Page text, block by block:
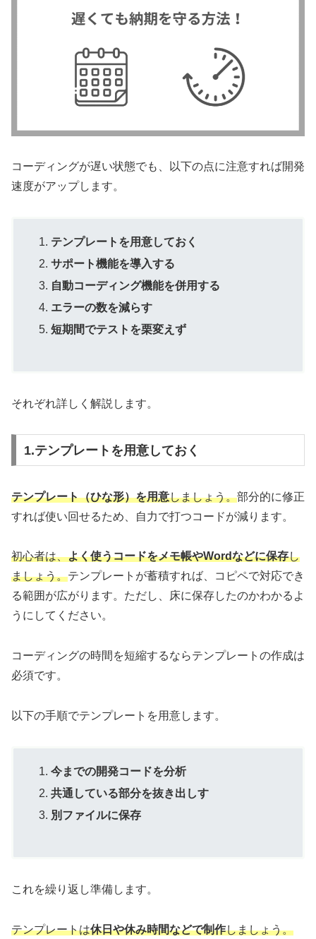
コーディングが遅い状態でも、以下の点に注意すれば開発
速度がアップします。
テンプレートを用意しておく
サポート機能を導入する
自動コーディング機能を併用する
エラーの数を減らす
短期間でテストを栗変えず
それぞれ詳しく解説します。
1.テンプレートを用意しておく
テンプレート（ひな形）を用意しましょう。部分的に修正
すれば使い回せるため、自力で打つコードが減ります。
初心者は、よく使うコードをメモ帳やWordなどに保存し
ましょう。テンプレートが蓄積すれば、コピペで対応でき
る範囲が広がります。ただし、床に保存したのかわかるよ
うにしてください。
コーディングの時間を短縮するならテンプレートの作成は
必須です。
以下の手順でテンプレートを用意します。
今までの開発コードを分析
共通している部分を抜き出しす
別ファイルに保存
これを繰り返し準備します。
テンプレートは休日や休み時間などで制作しましょう。